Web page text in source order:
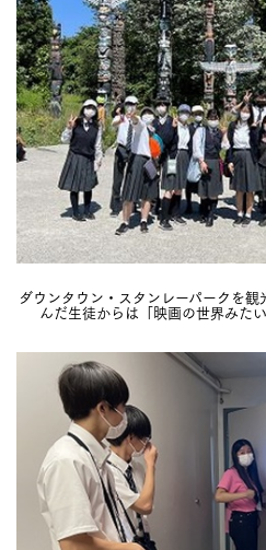
ダウンタウン・スタンレーパークを
んだ生徒からは「映画の世界みた